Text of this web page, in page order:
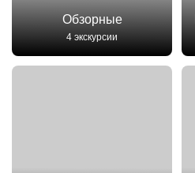
Обзорные
4 экскурсии